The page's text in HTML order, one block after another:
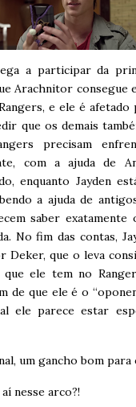
a participar da
Arachnitor consegue
e ele é afetado
que os demais
precisam
com a ajuda de
enquanto Jayden
a ajuda de
saber
No fim das contas,
Deker, que o leva
ele tem no
de que ele é o
ele parece estar
um gancho bom
nesse arco?!